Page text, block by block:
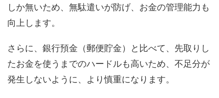
しか無いため、無駄遣いが防げ、お金の管理能力も
向上します。
さらに、銀行預金（郵便貯金）と比べて、先取りし
たお金を使うまでのハードルも高いため、不足分が
発生しないように、より慎重になります。